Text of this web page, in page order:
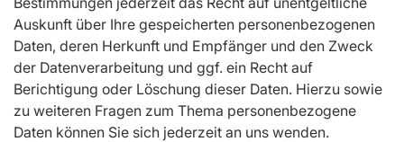
Auskunft über Ihre gespeicherten personenbezogenen
Daten, deren Herkunft und Empfänger und den Zweck
der Datenverarbeitung und ggf. ein Recht auf
Berichtigung oder Löschung dieser Daten. Hierzu sowie
zu weiteren Fragen zum Thema personenbezogene
Daten können Sie sich jederzeit an uns wenden.